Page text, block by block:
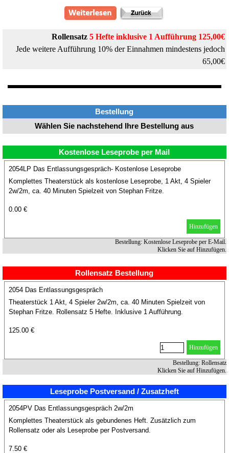
Rollensatz 5Hefte inklusive 1 Aufführung 125,00€
Jede weitere Aufführung 10% der Einnahmen mindestens jedoch
65,00€
Bestellung
Wählen Sie nachstehend Ihre Bestellung aus
Kostenlose Leseprobe per Mail
2054LP Das Entlassungsgespräch- Kostenlose Leseprobe
Komplettes Theaterstück als kostenlose Leseprobe, 1 Akt, 4 Spieler
2w/2m, ca. 40 Minuten Spielzeit von Stephan Fritze.
0.00 €
Hinzufügen
Bestellung: Kostenlose Leseprobe per E-Mail.
Klicken Sie auf Hinzufügen.
Rollensatz Bestellung
2054 Das Entlassungsgespräch
Theaterstück 1 Akt, 4 Spieler 2w/2m, ca. 40 Minuten Spielzeit von
Stephan Fritze. Rollensatz 5 Hefte. Inklusive 1 Aufführung.
125.00 €
Hinzufügen
Bestellung: Rollensatz
Klicken Sie auf Hinzufügen.
Leseprobe Postversand / Zusatzheft
2054PV Das Entlassungsgespräch 2w/2m
Komplettes Theaterstück als gebundenes Heft. Zusätzlich zum
Rollensatz oder als Leseprobe per Postversand.
7.50 €